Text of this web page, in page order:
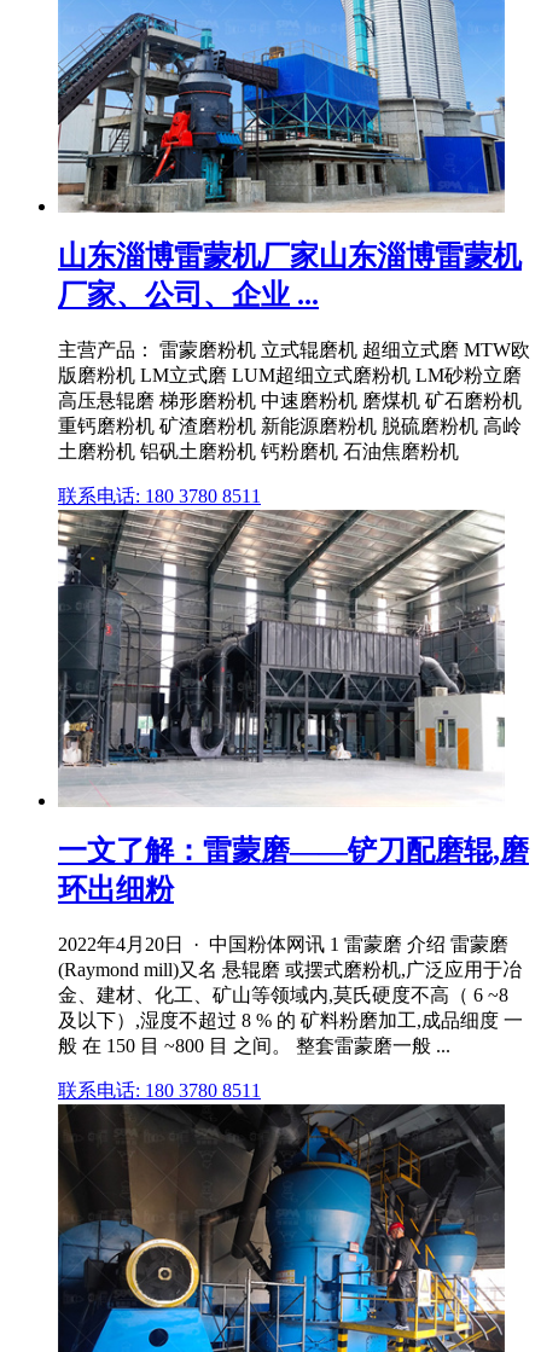
山东淄博雷蒙机厂家山东淄博雷蒙机
厂家、公司、企业 ...
主营产品： 雷蒙磨粉机 立式辊磨机 超细立式磨 MTW欧
版磨粉机 LM立式磨 LUM超细立式磨粉机 LM砂粉立磨
高压悬辊磨 梯形磨粉机 中速磨粉机 磨煤机 矿石磨粉机
重钙磨粉机 矿渣磨粉机 新能源磨粉机 脱硫磨粉机 高岭
土磨粉机 铝矾土磨粉机 钙粉磨机 石油焦磨粉机
联系电话: 180 3780 8511
一文了解：雷蒙磨——铲刀配磨辊,磨
环出细粉
2022年4月20日 · 中国粉体网讯 1 雷蒙磨 介绍 雷蒙磨
(Raymond mill)又名 悬辊磨 或摆式磨粉机,广泛应用于冶
金、建材、化工、矿山等领域内,莫氏硬度不高（ 6 ~8
及以下）,湿度不超过 8 % 的 矿料粉磨加工,成品细度 一
般 在 150 目 ~800 目 之间。 整套雷蒙磨一般 ...
联系电话: 180 3780 8511